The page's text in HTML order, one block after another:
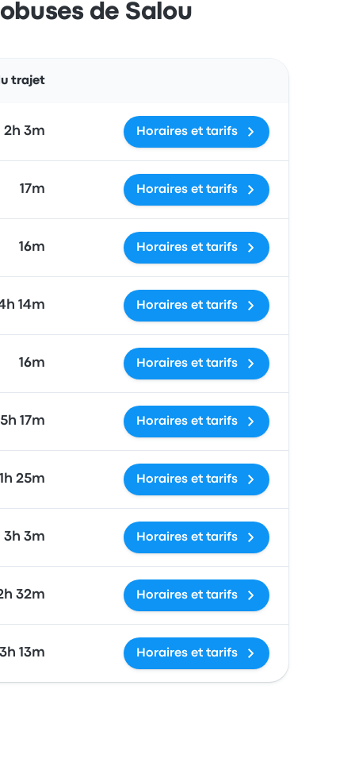
de Salou
trajet
2h 3m Horaires et tarifs
17m Horaires et tarifs
16m Horaires et tarifs
14m Horaires et tarifs
16m Horaires et tarifs
5h 17m Horaires et tarifs
1h 25m Horaires et tarifs
3h 3m Horaires et tarifs
32m Horaires et tarifs
3h 13m Horaires et tarifs